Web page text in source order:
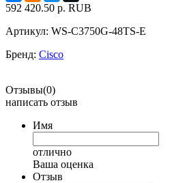
592 420.50 р. RUB
Артикул: WS-C3750G-48TS-E
Бренд: Cisco
Отзывы(0)
написать отзыв
Имя
отлично
Ваша оценка
Отзыв